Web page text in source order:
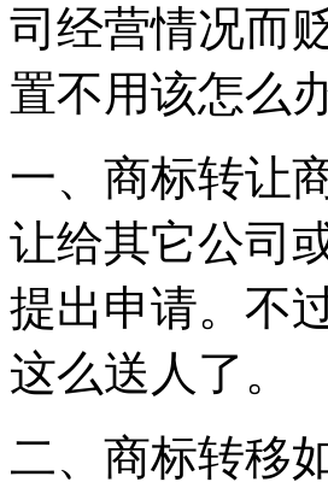
司经营情况而
置不用该怎么办
一、商标转让
让给其它公司
提出申请。不
这么送人了。
二、商标转移